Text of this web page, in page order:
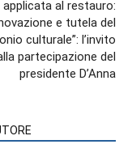
applicata al restauro:
e tutela del
culturale”: l’invito
partecipazione del
presidente D’Anna